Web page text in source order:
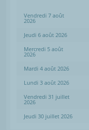
Vendredi 7 août
2026
Jeudi 6 août 2026
Mercredi 5 août
2026
Mardi 4 août 2026
Lundi 3 août 2026
Vendredi 31 juillet
2026
Jeudi 30 juillet 2026